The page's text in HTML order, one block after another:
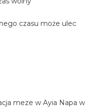
czasu może ulec
meze w Ayia Napa w